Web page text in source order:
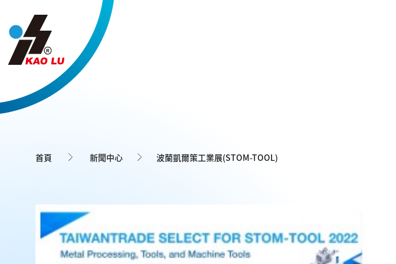
首頁 新聞中心 波蘭凱爾策工業展(STOM-TOOL)
Cookie管理面板